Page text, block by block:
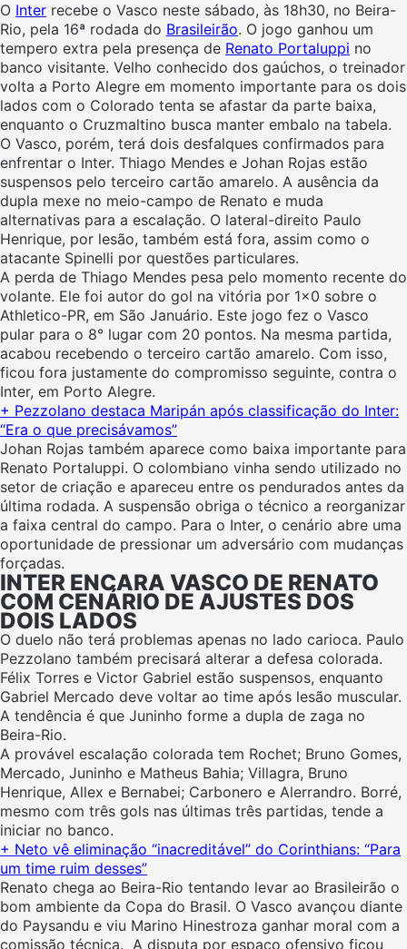
O Inter recebe o Vasco neste sábado, às 18h30, no Beira-
Rio, pela 16ª rodada do Brasileirão. O jogo ganhou um
tempero extra pela presença de Renato Portaluppi no
banco visitante. Velho conhecido dos gaúchos, o treinador
volta a Porto Alegre em momento importante para os dois
lados com o Colorado tenta se afastar da parte baixa,
enquanto o Cruzmaltino busca manter embalo na tabela.
O Vasco, porém, terá dois desfalques confirmados para
enfrentar o Inter. Thiago Mendes e Johan Rojas estão
suspensos pelo terceiro cartão amarelo. A ausência da
dupla mexe no meio-campo de Renato e muda
alternativas para a escalação. O lateral-direito Paulo
Henrique, por lesão, também está fora, assim como o
atacante Spinelli por questões particulares.
A perda de Thiago Mendes pesa pelo momento recente do
volante. Ele foi autor do gol na vitória por 1×0 sobre o
Athletico-PR, em São Januário. Este jogo fez o Vasco
pular para o 8° lugar com 20 pontos. Na mesma partida,
acabou recebendo o terceiro cartão amarelo. Com isso,
ficou fora justamente do compromisso seguinte, contra o
Inter, em Porto Alegre.
+ Pezzolano destaca Maripán após classificação do Inter:
“Era o que precisávamos”
Johan Rojas também aparece como baixa importante para
Renato Portaluppi. O colombiano vinha sendo utilizado no
setor de criação e apareceu entre os pendurados antes da
última rodada. A suspensão obriga o técnico a reorganizar
a faixa central do campo. Para o Inter, o cenário abre uma
oportunidade de pressionar um adversário com mudanças
forçadas.
INTER ENCARA VASCO DE RENATO
COM CENÁRIO DE AJUSTES DOS
DOIS LADOS
O duelo não terá problemas apenas no lado carioca. Paulo
Pezzolano também precisará alterar a defesa colorada.
Félix Torres e Victor Gabriel estão suspensos, enquanto
Gabriel Mercado deve voltar ao time após lesão muscular.
A tendência é que Juninho forme a dupla de zaga no
Beira-Rio.
A provável escalação colorada tem Rochet; Bruno Gomes,
Mercado, Juninho e Matheus Bahia; Villagra, Bruno
Henrique, Allex e Bernabei; Carbonero e Alerrandro. Borré,
mesmo com três gols nas últimas três partidas, tende a
iniciar no banco.
+ Neto vê eliminação “inacreditável” do Corinthians: “Para
um time ruim desses”
Renato chega ao Beira-Rio tentando levar ao Brasileirão o
bom ambiente da Copa do Brasil. O Vasco avançou diante
do Paysandu e viu Marino Hinestroza ganhar moral com a
comissão técnica. A disputa por espaço ofensivo ficou